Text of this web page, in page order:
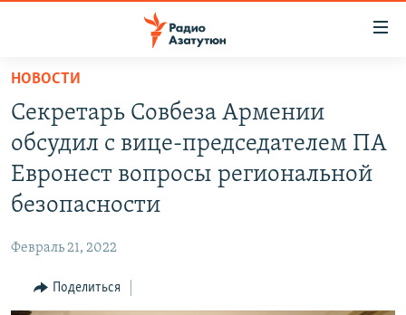
Перейти
основному
содержанию
Перейти
основной
Перейти
поиску
НОВОСТИ
ПОЛИТИКА
ОБЩЕСТВО
РЕГИОН
НАГОРНЫЙ КАРАБАХ
НОВОСТИ
Секретарь Совбеза Армении
обсудил с вице-председателем ПА
Евронест вопросы региональной
безопасности
Февраль 21, 2022
Поделиться